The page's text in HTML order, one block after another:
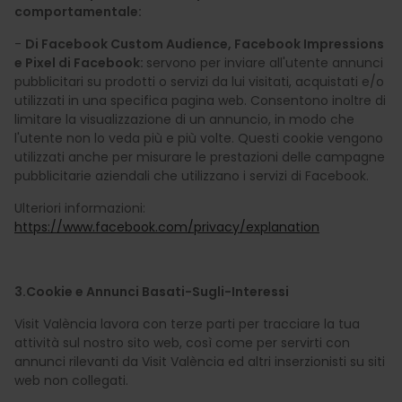
comportamentale:
- Di Facebook Custom Audience, Facebook Impressions
e Pixel di Facebook: servono per inviare all'utente annunci
pubblicitari su prodotti o servizi da lui visitati, acquistati e/o
utilizzati in una specifica pagina web. Consentono inoltre di
limitare la visualizzazione di un annuncio, in modo che
l'utente non lo veda più e più volte. Questi cookie vengono
utilizzati anche per misurare le prestazioni delle campagne
pubblicitarie aziendali che utilizzano i servizi di Facebook.
Ulteriori informazioni:
https://www.facebook.com/privacy/explanation
3.Cookie e Annunci Basati-Sugli-Interessi
Visit València lavora con terze parti per tracciare la tua
attività sul nostro sito web, così come per servirti con
annunci rilevanti da Visit València ed altri inserzionisti su siti
web non collegati.